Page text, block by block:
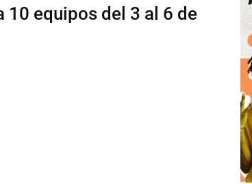
10 equipos del 3 al 6 de